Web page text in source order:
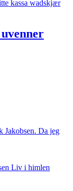
Da jeg
Liv i himlen